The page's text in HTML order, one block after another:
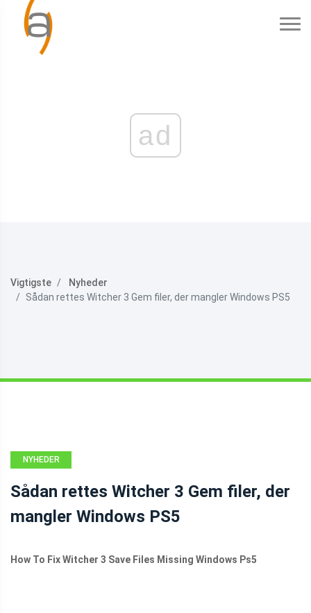
ad
Vigtigste
Nyheder
Sådan rettes Witcher 3 Gem filer, der mangler Windows PS5
NYHEDER
Sådan rettes Witcher 3 Gem filer, der
mangler Windows PS5
How To Fix Witcher 3 Save Files Missing Windows Ps5